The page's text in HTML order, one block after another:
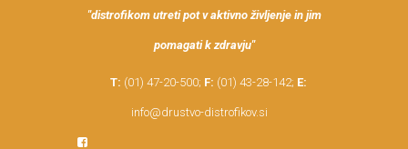
"distrofikom utreti pot v aktivno življenje in jim
pomagati k zdravju"
T: (01) 47-20-500; F: (01) 43-28-142; E:
info@drustvo-distrofikov.si